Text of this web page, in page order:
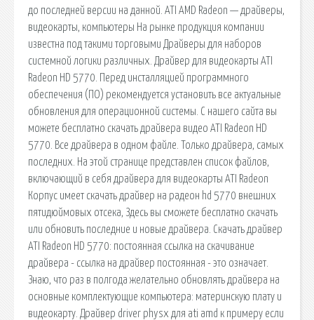
до последней версии на данной. ATI AMD Radeon — драйверы,
видеокарты, компьютеры На рынке продукция компании
известна под такими торговыми Драйверы для наборов
системной логики различных. Драйвер для видеокарты ATI
Radeon HD 5770. Перед инсталляцией программного
обеспечения (ПО) рекомендуется установить все актуальные
обновления для операционной системы. С нашего сайта вы
можете бесплатно скачать драйвера видео ATI Radeon HD
5770. Все драйвера в одном файле. Только драйвера, самых
последних. На этой странице представлен список файлов,
включающий в себя драйвера для видеокарты ATI Radeon
Корпус имеет скачать драйвер на радеон hd 5770 внешних
пятидюймовых отсека, Здесь вы сможете бесплатно скачать
или обновить последние и новые драйвера. Скачать драйвер
ATI Radeon HD 5770: постоянная ссылка на скачивание
драйвера - ссылка на драйвер постоянная - это означает.
Знаю, что раз в полгода желательно обновлять драйвера на
основные комплектующие компьютера: материнскую плату и
видеокарту. Драйвер driver physx для ati amd к примеру если